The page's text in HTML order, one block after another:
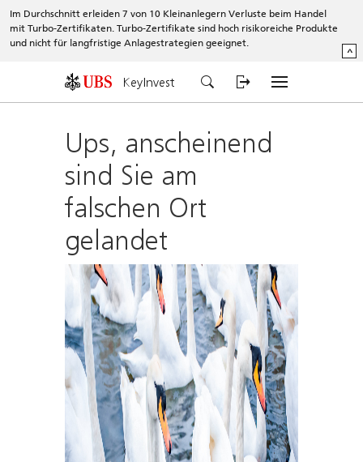
Im Durchschnitt erleiden 7 von 10 Kleinanlegern Verluste beim Handel
mit Turbo-Zertifikaten. Turbo-Zertifikate sind hoch risikoreiche Produkte
und nicht für langfristige Anlagestrategien geeignet.
^
KeyInvest
Ups, anscheinend
sind Sie am
falschen Ort
gelandet